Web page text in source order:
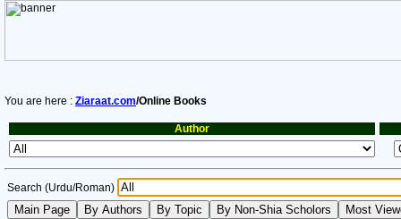
You are here : Ziaraat.com/Online Books
Author
Search (Urdu/Roman)